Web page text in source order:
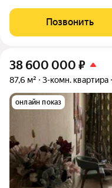
историческом районе
Сокольники. "ЭВОПАРК
Позвонить
38 600 000 ₽
87,6 м² 3-комн. квартира
онлайн показ